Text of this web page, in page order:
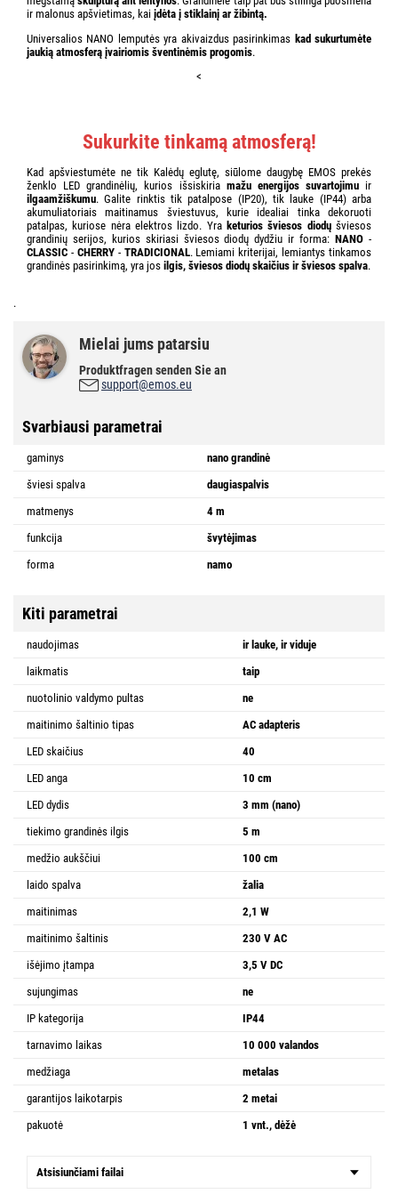
<
ir malonus apšvietimas, kai įdėta į stiklainį ar žibintą.
Universalios NANO lemputės yra akivaizdus pasirinkimas kad sukurtumėte
jaukią atmosferą įvairiomis šventinėmis progomis.
Sukurkite tinkamą atmosferą!
Kad apšviestumėte ne tik Kalėdų eglutę, siūlome daugybę EMOS prekės
ženklo LED grandinėlių, kurios išsiskiria mažu energijos suvartojimuir
ilgaamžiškumu. Galite rinktis tik patalpose (IP20), tik lauke (IP44) arba
akumuliatoriais maitinamus šviestuvus, kurie idealiai tinka dekoruoti
patalpas, kuriose nėra elektros lizdo. Yra keturios šviesos diodųšviesos
grandinių serijos, kurios skiriasi šviesos diodų dydžiu ir forma:NANO -
CLASSIC - CHERRY- TRADICIONAL. Lemiami kriterijai, lemiantys tinkamos
grandinės pasirinkimą, yra jos ilgis, šviesos diodų skaičius ir šviesos spalva.
.
Mielai jums patarsiu
Produktfragen senden Sie an
support@emos.eu
Svarbiausi parametrai
gaminys
nano grandinė
šviesi spalva
daugiaspalvis
matmenys
4 m
funkcija
švytėjimas
forma
namo
Kiti parametrai
naudojimas
ir lauke, ir viduje
laikmatis
taip
nuotolinio valdymo pultas
ne
maitinimo šaltinio tipas
AC adapteris
LED skaičius
40
LED anga
10 cm
LED dydis
3 mm (nano)
tiekimo grandinės ilgis
5 m
medžio aukščiui
100 cm
laido spalva
žalia
maitinimas
2,1 W
maitinimo šaltinis
230 V AC
išėjimo įtampa
3,5 V DC
sujungimas
ne
IP kategorija
IP44
tarnavimo laikas
10 000 valandos
medžiaga
metalas
garantijos laikotarpis
2 metai
pakuotė
1 vnt., dėžė
Atsisiunčiami failai